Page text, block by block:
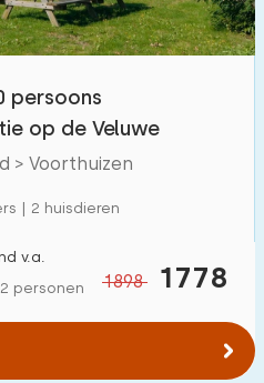
8
persoons
op de Veluwe
> Voorthuizen
| 2 huisdieren
1898 1778
v.a.
personen